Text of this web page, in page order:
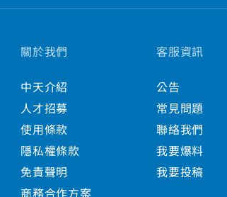
關於我們
中天介紹
人才招募
使用條款
隱私權條款
免責聲明
商務合作方案
客服資訊
公告
常見問題
聯絡我們
我要爆料
我要投稿